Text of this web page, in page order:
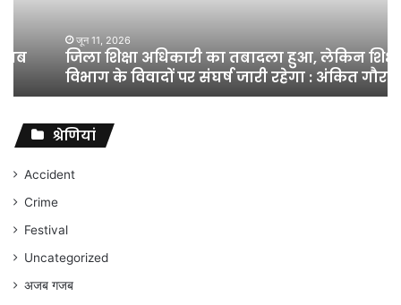
विभाग
विवादों
संघर्ष
जारी
रहेगा
अंकित
गौरहा
जून 11, 2026
जिला शिक्षा अधिकारी का तबादला हुआ, लेकिन शिक्षा
विभाग के विवादों पर संघर्ष जारी रहेगा : अंकित गौरहा
श्रेणियां
Accident
Crime
Festival
Uncategorized
अजब गजब